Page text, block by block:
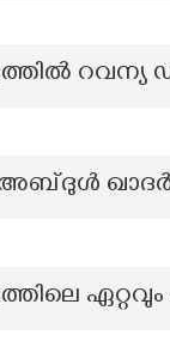
റവന്യ
ഖാദർ